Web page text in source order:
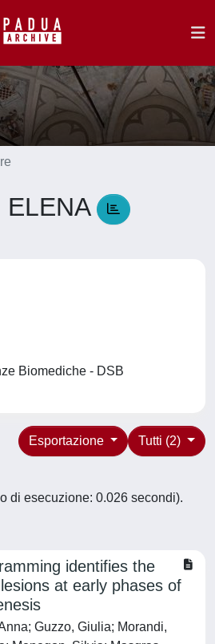
ELENA
Biomediche - DSB
Tutti (2)
Esportazione
di esecuzione: 0.026 secondi).
identifies the
at early phases of
Guzzo, Giulia; Morandi,